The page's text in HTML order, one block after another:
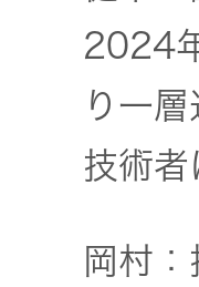
2024
り一
技術者
岡村